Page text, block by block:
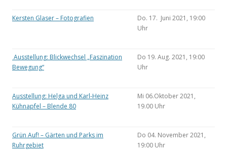
Kersten Glaser – Fotografien
Do. 17. Juni 2021, 19:00
Uhr
Ausstellung: Blickwechsel „Faszination
Bewegung“
Do 19. Aug. 2021, 19:00
Uhr
Ausstellung: Helga und Karl-Heinz
Kühnapfel – Blende 80
Mi 06.Oktober 2021,
19.00 Uhr
Grün Auf! – Gärten und Parks im
Ruhrgebiet
Do 04. November 2021,
19:00 Uhr